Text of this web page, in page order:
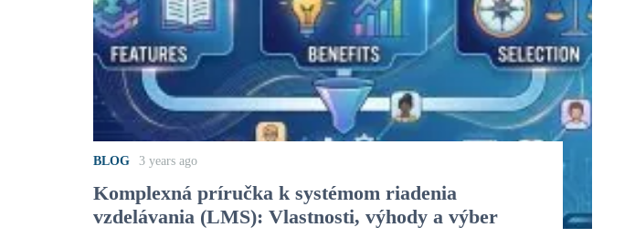
BLOG 3 years ago
Komplexná príručka k systémom riadenia
vzdelávania (LMS): Vlastnosti, výhody a výber